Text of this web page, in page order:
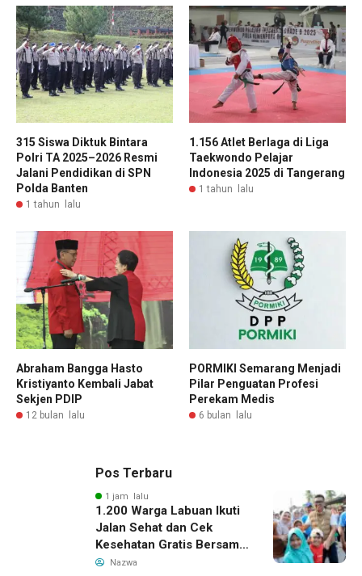
315 Siswa Diktuk Bintara
Polri TA 2025–2026 Resmi
Jalani Pendidikan di SPN
Polda Banten
1 tahun lalu
1.156 Atlet Berlaga di Liga
Taekwondo Pelajar
Indonesia 2025 di Tangerang
1 tahun lalu
Abraham Bangga Hasto
Kristiyanto Kembali Jabat
Sekjen PDIP
12 bulan lalu
PORMIKI Semarang Menjadi
Pilar Penguatan Profesi
Perekam Medis
6 bulan lalu
Pos Terbaru
1 jam lalu
1.200 Warga Labuan Ikuti
Jalan Sehat dan Cek
Kesehatan Gratis Bersama
Gubernur Banten
Nazwa